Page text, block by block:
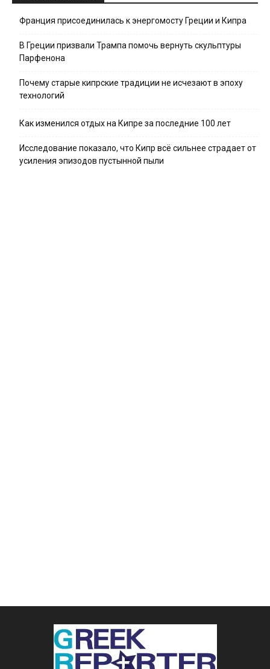
Франция присоединилась к энергомосту Греции и Кипра
В Греции призвали Трампа помочь вернуть скульптуры
Парфенона
Почему старые кипрские традиции не исчезают в эпоху
технологий
Как изменился отдых на Кипре за последние 100 лет
Исследование показало, что Кипр всё сильнее страдает от
усиления эпизодов пустынной пыли